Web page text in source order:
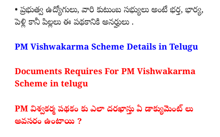
• ప్రభుత్వ ఉద్యోగులు, వారి కుటుంబ సభ్యులు అంటే భర్త, భార్య,
పెళ్లి కానీ పిల్లలు ఈ పథకానికి అనర్హులు .
PM Vishwakarma Scheme Details in Telugu
Documents Requires For PM Vishwakarma
Scheme in telugu
PM విశ్వకర్మ పథకం కు ఎలా దరఖాస్తు ఏ డాక్యుమెంట్ లు
అవసరం ఉంటాయి ?